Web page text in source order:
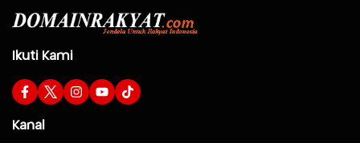
Ikuti Kami
Kanal